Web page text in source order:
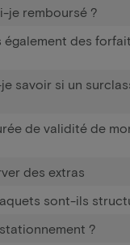
je remboursé ?
des
savoir si un
de validité de
des extras
sont-ils
?